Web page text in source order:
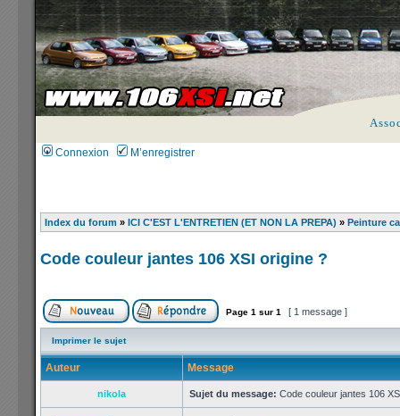
Connexion M’enregistrer
Index du forum » ICI C'EST L'ENTRETIEN (ET NON LA PREPA) » Peinture
Code couleur jantes 106 XSI origine ?
Page 1 sur 1 [ 1 message ]
Imprimer le sujet
Auteur Message
nikola Sujet du message: Code couleur jantes 106